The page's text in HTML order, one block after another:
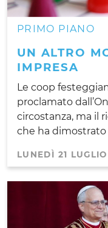
PRIMO PIANO
UN ALTRO
IMPRESA
Le coop
proclamato
circostanza, ma il
che ha dimostrato
LUNEDÌ 21